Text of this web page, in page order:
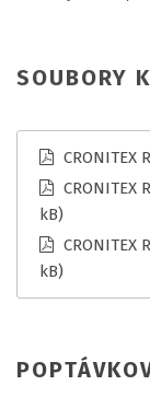
SOUBORY
CRONITEX
kB)
kB)